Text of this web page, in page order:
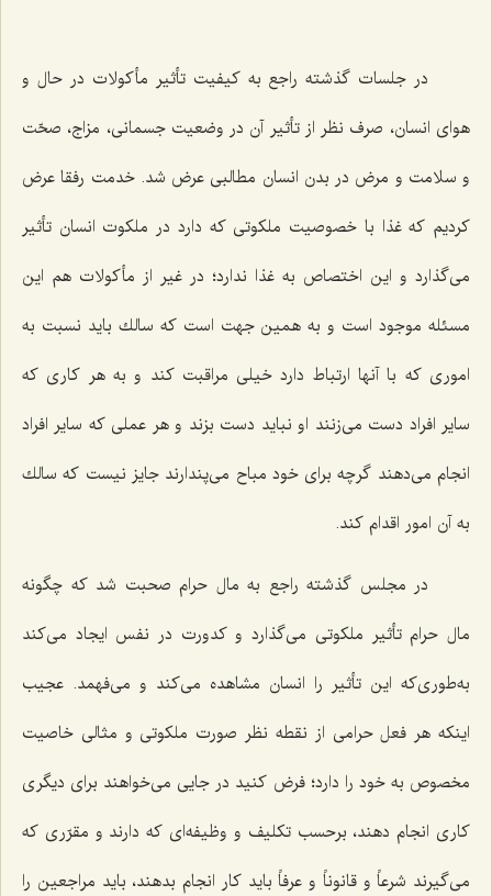
در جلسات گذشته راجع به كیفیت تأثیر مأكولات در حال و
هوای انسان، صرف نظر از تأثیر آن در وضعیت جسمانی، مزاج، صحّت
و سلامت و مرض در بدن انسان مطالبی عرض شد. خدمت رفقا عرض
كردیم كه غذا با خصوصیت ملكوتی كه دارد در ملكوت انسان تأثیر
می‌گذارد و این اختصاص به غذا ندارد؛ در غیر از مأكولات هم این
مسئله موجود است و به همین جهت است كه سالك باید نسبت به
اموری كه با آنها ارتباط دارد خیلی مراقبت كند و به هر كاری كه
سایر افراد دست می‌زنند او نباید دست بزند و هر عملی كه سایر افراد
انجام می‌دهند گرچه برای خود مباح می‌پندارند جایز نیست كه سالك
به آن امور اقدام كند.
در مجلس گذشته راجع به مال حرام صحبت شد كه چگونه
مال حرام تأثیر ملكوتی می‌گذارد و كدورت در نفس ایجاد می‌كند
به‌طوری‌كه این تأثیر را انسان مشاهده می‌كند و می‌فهمد. عجیب
اینكه هر فعل حرامی از نقطه نظر صورت ملكوتی و مثالی خاصیت
مخصوص به خود را دارد؛ فرض كنید در جایی می‌خواهند برای دیگری
كاری انجام دهند، برحسب تكلیف و وظیفه‌ای كه دارند و مقرّری كه
می‌گیرند شرعاً و قانوناً و عرفاً باید كار انجام بدهند، باید مراجعین را